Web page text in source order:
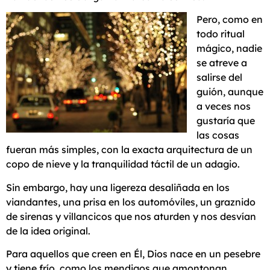
Pero, como en
todo ritual
mágico, nadie
se atreve a
salirse del
guión, aunque
a veces nos
gustaría que
las cosas
fueran más simples, con la exacta arquitectura de un
copo de nieve y la tranquilidad táctil de un adagio.
Sin embargo, hay una ligereza desaliñada en los
viandantes, una prisa en los automóviles, un graznido
de sirenas y villancicos que nos aturden y nos desvían
de la idea original.
Para aquellos que creen en Él, Dios nace en un pesebre